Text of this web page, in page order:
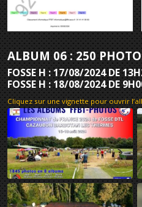
ALBUM 06 : 250
FOSSE H : 17/08/2024 DE
FOSSE H : 18/08/2024 DE
Cliquez sur une vignette pour ouvrir